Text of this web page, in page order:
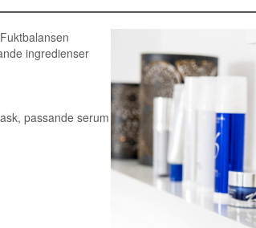
ingredienser
passande serum